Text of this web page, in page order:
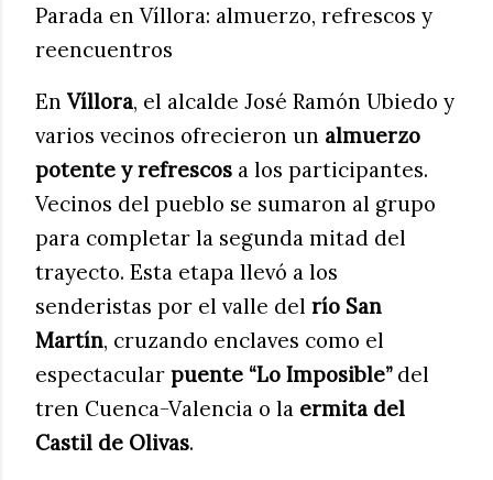
Parada en Víllora: almuerzo, refrescos y
reencuentros
En Víllora, el alcalde José Ramón Ubiedo y
varios vecinos ofrecieron un almuerzo
potente y refrescos a los participantes.
Vecinos del pueblo se sumaron al grupo
para completar la segunda mitad del
trayecto. Esta etapa llevó a los
senderistas por el valle del río San
Martín, cruzando enclaves como el
espectacular puente “Lo Imposible”del
tren Cuenca-Valencia o la ermita del
Castil de Olivas.